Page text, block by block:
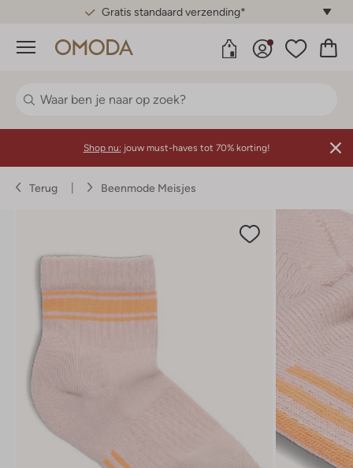
Gratis standaard verzending*
Menu
Shop nu: jouw must-haves tot 70% korting!
Terug Beenmode Meisjes